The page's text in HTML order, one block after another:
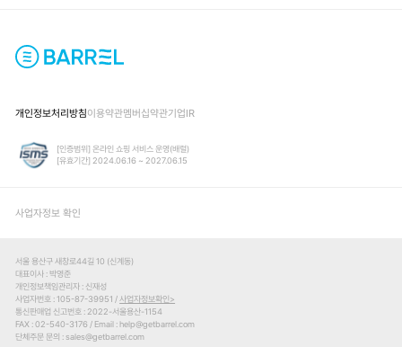
개인정보처리방침이용약관멤버십약관기업IR
[인증범위] 온라인 쇼핑 서비스 운영(배럴)
[유효기간] 2024.06.16 ~ 2027.06.15
사업자정보 확인
서울 용산구 새창로44길 10 (신계동)
대표이사
박영준
개인정보책임관리자
신재성
사업자번호
105-87-39951 /사업자정보확인
통신판매업 신고번호
2022-서울용산-1154
FAX 02-540-3176 Email help@getbarrel.com
단체주문 문의
sales@getbarrel.com